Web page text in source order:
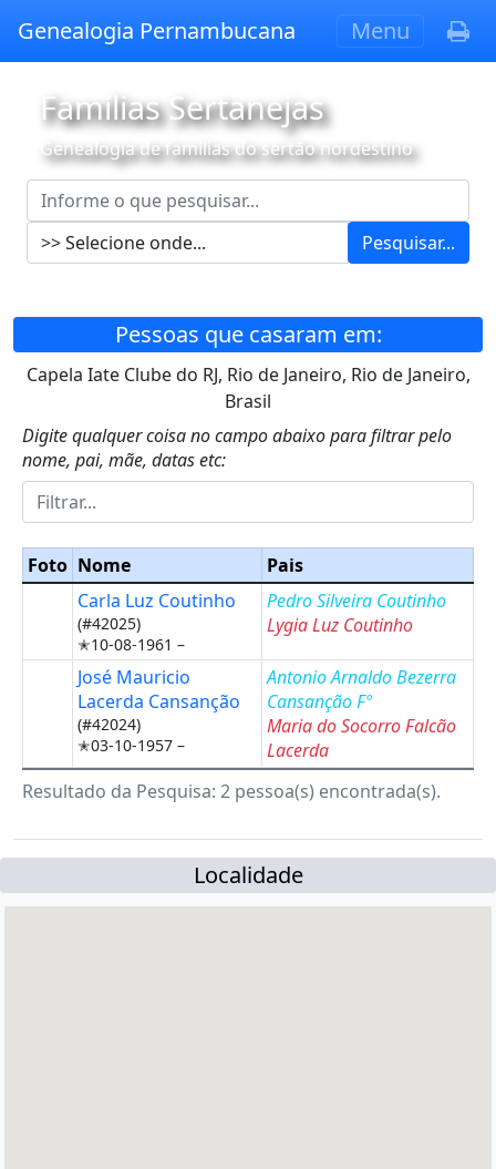
Genealogia Pernambucana Menu
Famílias Sertanejas
Genealogia de famílias do sertão nordestino
Pesquisar...
Pessoas que casaram em:
Capela Iate Clube do RJ, Rio de Janeiro, Rio de Janeiro,
Brasil
Digite qualquer coisa no campo abaixo para filtrar pelo
nome, pai, mãe, datas etc:
Foto Nome
Pais
Carla Luz Coutinho
(#42025)
✭10-08-1961 –
Pedro Silveira Coutinho
Lygia Luz Coutinho
José Mauricio
Lacerda Cansanção
(#42024)
✭03-10-1957 –
Antonio Arnaldo Bezerra
Cansanção Fº
Maria do Socorro Falcão
Lacerda
Resultado da Pesquisa: 2 pessoa(s) encontrada(s).
Localidade